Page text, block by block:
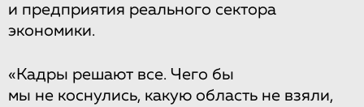
и предприятия реального сектора
экономики.
«Кадры решают все. Чего бы
мы не коснулись, какую область не взяли,